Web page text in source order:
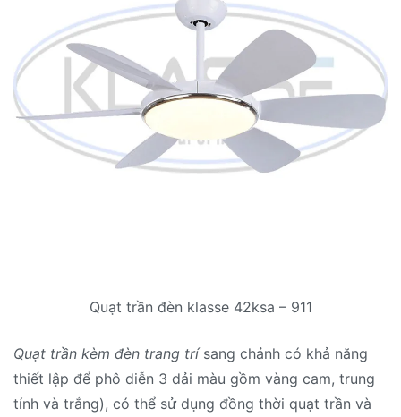
Quạt trần đèn klasse 42ksa – 911
Quạt trần kèm đèn trang trísang chảnh có khả năng
thiết lập để phô diễn 3 dải màu gồm vàng cam, trung
tính và trắng), có thể sử dụng đồng thời quạt trần và